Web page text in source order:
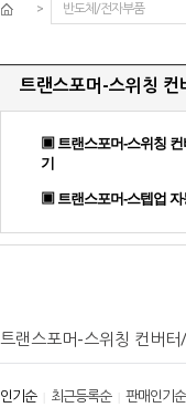
> 반도체/전자부품
트랜스포머-스위칭 컨
▣ 트랜스포머-스위칭
기
▣ 트랜스포머-스텝업 자
트랜스포머-스위칭 컨버터
인기순| 최근등록순| 판매인기순